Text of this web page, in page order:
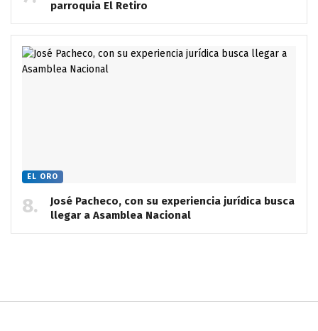
parroquia El Retiro
EL ORO
José Pacheco, con su experiencia jurídica busca
llegar a Asamblea Nacional